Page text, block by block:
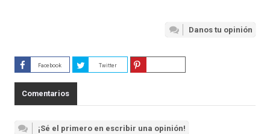
Danos tu opinión
Facebook Twitter
Comentarios
¡Sé el primero en escribir una opinión!